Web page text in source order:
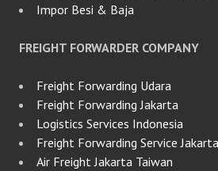
Impor Besi & Baja
FREIGHT FORWARDER COMPANY
Freight Forwarding Udara
Freight Forwarding Jakarta
Logistics Services Indonesia
Freight Forwarding Service Jakarta
Air Freight Jakarta Taiwan